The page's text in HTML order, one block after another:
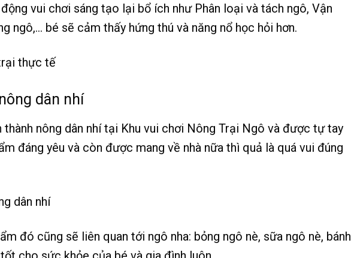
vui chơi sáng tạo lại bổ ích như Phân loại và tách ngô, Vận
ngô,… bé sẽ cảm thấy hứng thú và năng nổ học hỏi hơn.
dân nhí
thành nông dân nhí tại Khu vui chơi Nông Trại Ngô và được tự tay
đáng yêu và còn được mang về nhà nữa thì quả là quá vui đúng
đó cũng sẽ liên quan tới ngô nha: bỏng ngô nè, sữa ngô nè, bánh